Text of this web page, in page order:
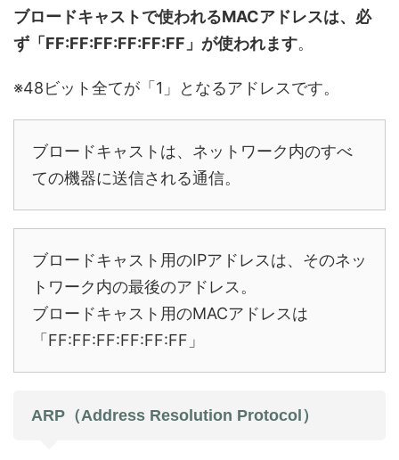
ブロードキャストで使われるMACアドレスは、必
ず「FF:FF:FF:FF:FF:FF」が使われます。
※48ビット全てが「1」となるアドレスです。
ブロードキャストは、ネットワーク内のすべ
ての機器に送信される通信。
ブロードキャスト用のIPアドレスは、そのネッ
トワーク内の最後のアドレス。
ブロードキャスト用のMACアドレスは
「FF:FF:FF:FF:FF:FF」
ARP（Address Resolution Protocol）